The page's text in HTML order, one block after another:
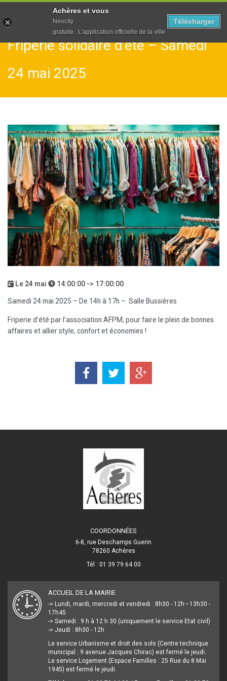
Friperie solidaire d’été – Samedi
24 mai 2025
Le 24 mai 14:00:00 -> 17:00:00
Samedi 24 mai 2025 – De 14h à 17h – Salle Bussières
Friperie d’été par l’association AFPM, pour faire le plein de bonnes
affaires et allier style, confort et économies !
COORDONNÉES
6-8, rue Deschamps Guerin
78260 Achères
Tél : 01 39 79 64 00
ACCUEIL DE LA MAIRIE
-> Lundi, mardi, mercredi et vendredi : 8h30 - 12h • 13h30 -
17h45
-> Samedi : 9 h à 12 h 30 (uniquement le service Etat civil)
-> Jeudi : 8h30 - 12h
Le service Urbanisme et droit des sols (Centre technique
municipal : 9 avenue Jacques Chirac) est fermé le jeudi.
Le service Logement (Espace Familles : 25 Rue du 8 Mai
1945) est fermé le jeudi.
Achères et vous
Neocity
gratuite : L'application officielle de la ville
Télécharger